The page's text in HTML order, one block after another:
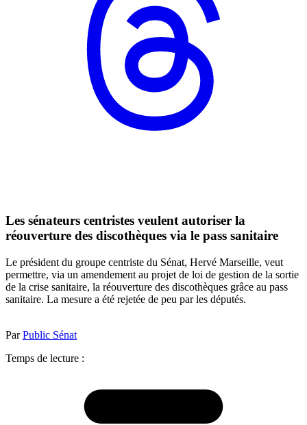
Les sénateurs centristes veulent autoriser la
réouverture des discothèques via le pass sanitaire
Le président du groupe centriste du Sénat, Hervé Marseille, veut
permettre, via un amendement au projet de loi de gestion de la sortie
de la crise sanitaire, la réouverture des discothèques grâce au pass
sanitaire. La mesure a été rejetée de peu par les députés.
ParPublic Sénat
Temps de lecture :